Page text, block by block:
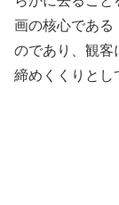
画の核心である
のであり、観客
締めくくりとし